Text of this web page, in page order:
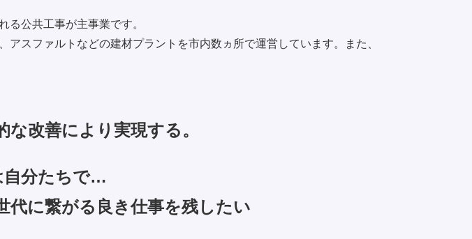
な改善により実現する。
自分たちで…
代に繋がる良き仕事を残したい
る公共工事が主事業です。
スファルトなどの建材プラントを市内数ヵ所で運営しています。また、